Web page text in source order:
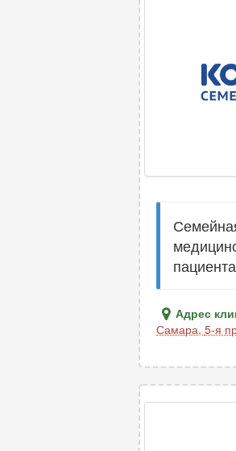
Адрес
Самара, 5-я